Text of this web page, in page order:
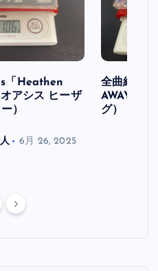
「Heathen
アシス ヒーザ
）
6月 26, 2025
全曲紹介
AWAY」
グ）